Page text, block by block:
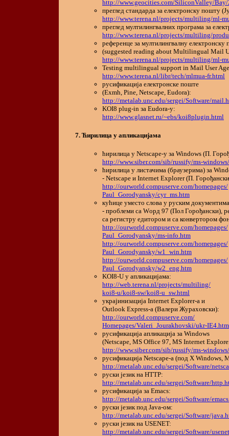
http://www.geocities.com/SiliconValley/
преглед стандарда за електронску пошту
http://www.terena.nl/projects/multiling/ml-
преглед мултилингвалних програма за
http://www.terena.nl/projects/multiling/
референце за мултилингвалну електронску
(suggested reading about Multilingual Mail
http://www.terena.nl/projects/multiling/ml-
Testing multilingual support in Mail User
http://www.terena.nl/libr/tech/mlmua-fr.html
русификација електронске поште
(Exmh, Pine, Netscape, Eudora):
http://metalab.unc.edu/sergei/Software/
KOI8 plug-in за Eudora-у:
http://www.glasnet.ru/~ebs/koi8plugin.html
Ћирилица у апликацијама
ћирилица у Netscape-у за Windows (П.
http://www.siber.com/sib/russify/ms-
ћирилица у листачима (браузерима) за
- Netscape и Internet Explorer (П.
http://ourworld.compuserve.com/homepages/
Paul_Gorodyansky/cyr_ms.htm
кућице уместо слова у руским документима
- проблеми са Wорд 97 (Пол Горођански),
са регистрy едитором и са конвертором
http://ourworld.compuserve.com/homepages/
Paul_Gorodyansky/ms-info.htm
http://ourworld.compuserve.com/homepages/
Paul_Gorodyansky/w1_win.htm
http://ourworld.compuserve.com/homepages/
Paul_Gorodyansky/w2_eng.htm
KOI8-U у апликацијама:
http://web.terena.nl/projects/multiling/
koi8-u/koi8-sw/koi8-u_sw.html
украјинизација Internet Explorer-а и
Outlook Express-а (Валери Жураховски):
http://ourworld.compuserve.com/
Homepages/Valeri_Jourakhovski/ukr-IE4.htm
русификација апликација за Windows
(Netscape, MS Office 97, MS Internet
http://www.siber.com/sib/russify/ms-
русификација Netscape-а (под X Windows,
http://metalab.unc.edu/sergei/Software/
руски језик на HTTP:
http://metalab.unc.edu/sergei/Software/
русификација за Emacs:
http://metalab.unc.edu/sergei/Software/
руски језик под Java-ом:
http://metalab.unc.edu/sergei/Software/
руски језик на USENET:
http://metalab.unc.edu/sergei/Software/